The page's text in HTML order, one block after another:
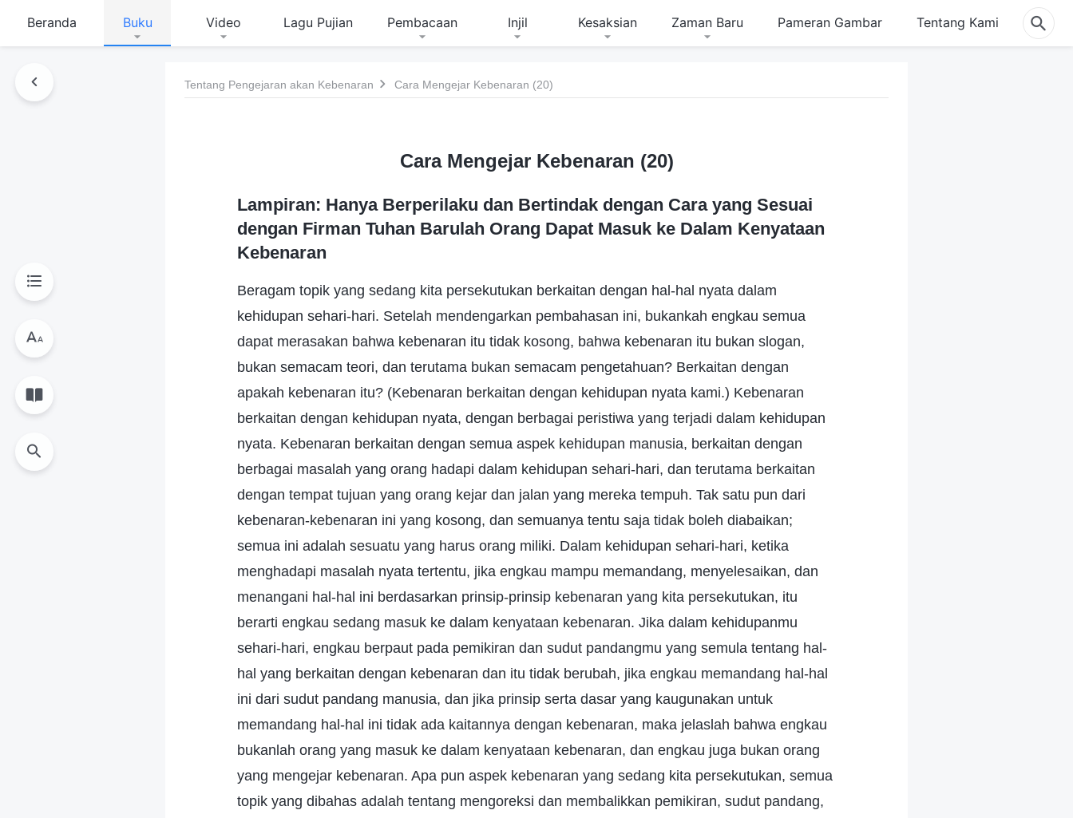
Beranda Buku Video Lagu Pujian Pembacaan Injil Kesaksian Zaman Baru Pameran Gambar Tentang Kami
Tentang Pengejaran akan Kebenaran Cara Mengejar Kebenaran (20)
Cara Mengejar Kebenaran (20)
Lampiran: Hanya Berperilaku dan Bertindak dengan Cara yang Sesuai
dengan Firman Tuhan Barulah Orang Dapat Masuk ke Dalam Kenyataan
Kebenaran
Beragam topik yang sedang kita persekutukan berkaitan dengan hal-hal nyata dalam
kehidupan sehari-hari. Setelah mendengarkan pembahasan ini, bukankah engkau semua
dapat merasakan bahwa kebenaran itu tidak kosong, bahwa kebenaran itu bukan slogan,
bukan semacam teori, dan terutama bukan semacam pengetahuan? Berkaitan dengan
apakah kebenaran itu? (Kebenaran berkaitan dengan kehidupan nyata kami.) Kebenaran
berkaitan dengan kehidupan nyata, dengan berbagai peristiwa yang terjadi dalam kehidupan
nyata. Kebenaran berkaitan dengan semua aspek kehidupan manusia, berkaitan dengan
berbagai masalah yang orang hadapi dalam kehidupan sehari-hari, dan terutama berkaitan
dengan tempat tujuan yang orang kejar dan jalan yang mereka tempuh. Tak satu pun dari
kebenaran-kebenaran ini yang kosong, dan semuanya tentu saja tidak boleh diabaikan;
semua ini adalah sesuatu yang harus orang miliki. Dalam kehidupan sehari-hari, ketika
menghadapi masalah nyata tertentu, jika engkau mampu memandang, menyelesaikan, dan
menangani hal-hal ini berdasarkan prinsip-prinsip kebenaran yang kita persekutukan, itu
berarti engkau sedang masuk ke dalam kenyataan kebenaran. Jika dalam kehidupanmu
sehari-hari, engkau berpaut pada pemikiran dan sudut pandangmu yang semula tentang hal-
hal yang berkaitan dengan kebenaran dan itu tidak berubah, jika engkau memandang hal-hal
ini dari sudut pandang manusia, dan jika prinsip serta dasar yang kaugunakan untuk
memandang hal-hal ini tidak ada kaitannya dengan kebenaran, maka jelaslah bahwa engkau
bukanlah orang yang masuk ke dalam kenyataan kebenaran, dan engkau juga bukan orang
yang mengejar kebenaran. Apa pun aspek kebenaran yang sedang kita persekutukan, semua
topik yang dibahas adalah tentang mengoreksi dan membalikkan pemikiran, sudut pandang,